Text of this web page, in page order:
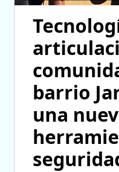
barrio
una